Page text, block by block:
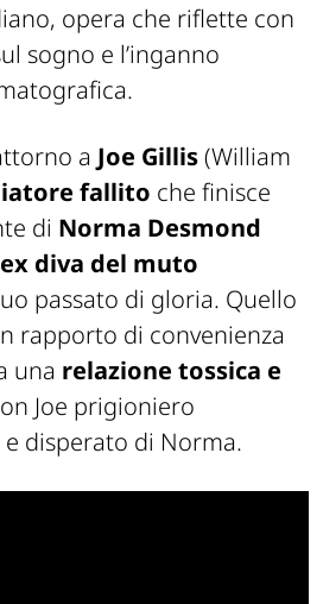
opera che riflette con
sogno e l’inganno
a Joe Gillis(William
fallito che finisce
di Norma Desmond
ex diva del muto
passato di gloria. Quello
rapporto di convenienza
una relazione tossica e
Joe prigioniero
e disperato di Norma.